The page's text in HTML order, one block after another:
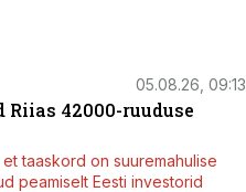
05.08.26, 09:13
42000-ruuduse
taaskord on suuremahulise
peamiselt Eesti investorid